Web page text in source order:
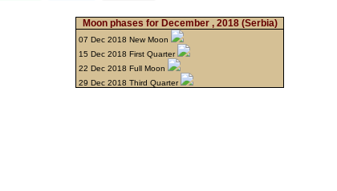
Moon phases for December , 2018 (Serbia)
07 Dec 2018 New Moon
15 Dec 2018 First Quarter
22 Dec 2018 Full Moon
29 Dec 2018 Third Quarter